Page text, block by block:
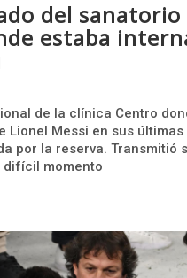
del sanatorio
estaba
de la clínica Centro
Lionel Messi en sus últimas
por la reserva. Transmitió
difícil momento